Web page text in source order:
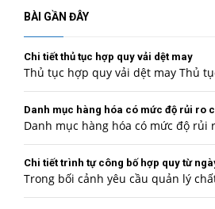
BÀI GẦN ĐÂY
Chi tiết thủ tục hợp quy vải dệt may
Thủ tục hợp quy vải dệt may Thủ
Danh mục hàng hóa có mức độ rủi ro
Danh mục hàng hóa có mức độ rủi
Chi tiết trình tự công bố hợp quy từ
Trong bối cảnh yêu cầu quản lý